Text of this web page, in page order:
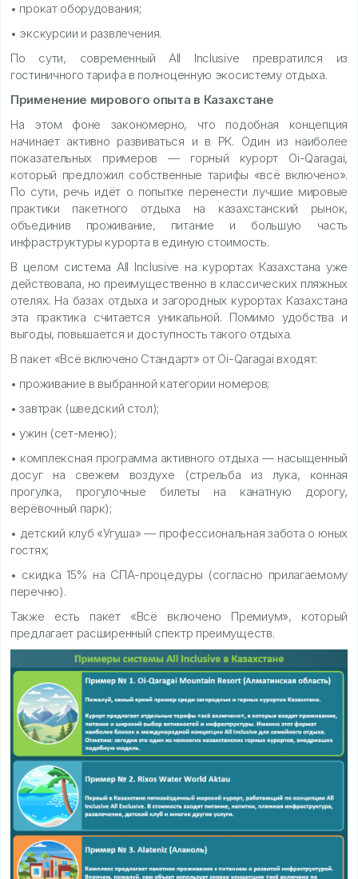
• прокат оборудования;
• экскурсии и развлечения.
По сути, современный All Inclusive превратился из
гостиничного тарифа в полноценную экосистему отдыха.
Применение мирового опыта в Казахстане
На этом фоне закономерно, что подобная концепция
начинает активно развиваться и в РК. Один из наиболее
показательных примеров — горный курорт Oi-Qaragai,
который предложил собственные тарифы «всё включено».
По сути, речь идёт о попытке перенести лучшие мировые
практики пакетного отдыха на казахстанский рынок,
объединив проживание, питание и большую часть
инфраструктуры курорта в единую стоимость.
В целом система All Inclusive на курортах Казахстана уже
действовала, но преимущественно в классических пляжных
отелях. На базах отдыха и загородных курортах Казахстана
эта практика считается уникальной. Помимо удобства и
выгоды, повышается и доступность такого отдыха.
В пакет «Всё включено Стандарт» от Oi-Qaragai входят:
• проживание в выбранной категории номеров;
• завтрак (шведский стол);
• ужин (сет-меню);
• комплексная программа активного отдыха — насыщенный
досуг на свежем воздухе (стрельба из лука, конная
прогулка, прогулочные билеты на канатную дорогу,
верёвочный парк);
• детский клуб «Угуша» — профессиональная забота о юных
гостях;
• скидка 15% на СПА-процедуры (согласно прилагаемому
перечню).
Также есть пакет «Всё включено Премиум», который
предлагает расширенный спектр преимуществ.